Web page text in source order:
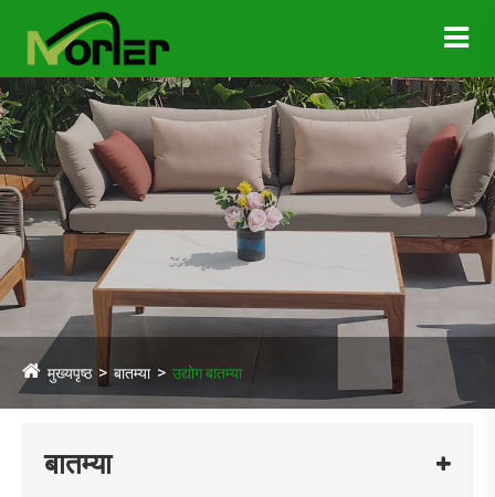
मुख्यपृष्ठ बातम्या उद्योग बातम्या
बातम्या